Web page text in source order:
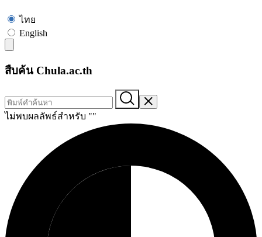
ไทย
English
สืบค้น Chula.ac.th
ไม่พบผลลัพธ์สำหรับ ""